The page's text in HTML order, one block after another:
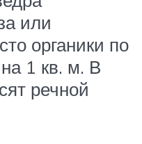
или
органики по
1 кв. м. В
речной